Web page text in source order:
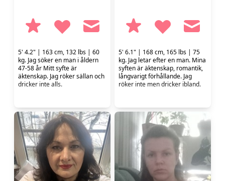
5' 4.2" | 163 cm, 132 lbs | 60
kg. Jag söker en man i åldern
47-58 år Mitt syfte är
äktenskap. Jag röker sällan och
dricker inte alls.
5' 6.1" | 168 cm, 165 lbs | 75
kg. Jag letar efter en man. Mina
syften är äktenskap, romantik,
långvarigt förhållande. Jag
röker inte men dricker ibland.